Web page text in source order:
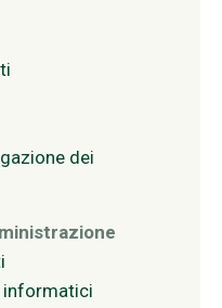
dei
informatici